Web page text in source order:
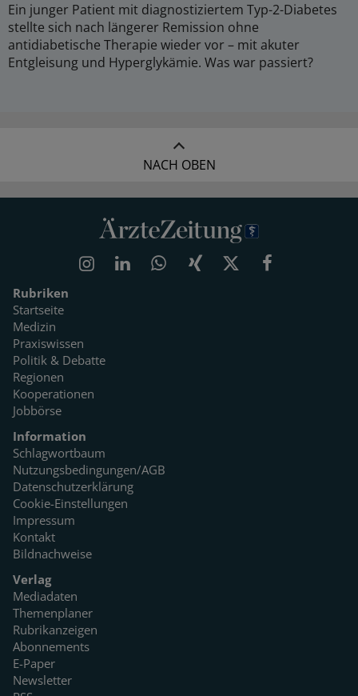
Ein junger Patient mit diagnostiziertem Typ-2-Diabetes
stellte sich nach längerer Remission ohne
antidiabetische Therapie wieder vor – mit akuter
Entgleisung und Hyperglykämie. Was war passiert?
NACH OBEN
Rubriken
Startseite
Medizin
Praxiswissen
Politik & Debatte
Regionen
Kooperationen
Jobbörse
Information
Schlagwortbaum
Nutzungsbedingungen/AGB
Datenschutzerklärung
Cookie-Einstellungen
Impressum
Kontakt
Bildnachweise
Verlag
Mediadaten
Themenplaner
Rubrikanzeigen
Abonnements
E-Paper
Newsletter